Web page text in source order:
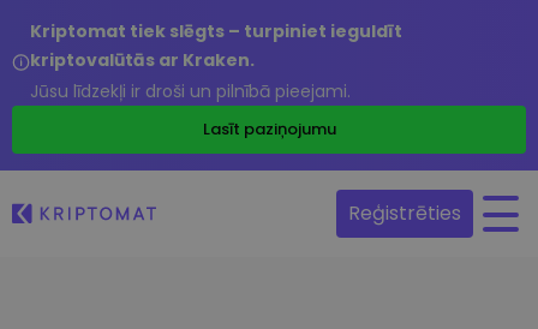
Kriptomat tiek slēgts – turpiniet ieguldīt
kriptovalūtās ar Kraken.
Jūsu līdzekļi ir droši un pilnībā pieejami.
Lasīt paziņojumu
Reģistrēties